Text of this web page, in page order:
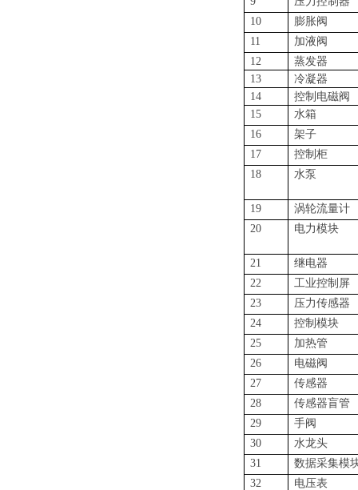
10
膨胀阀
11
加液阀
12
蒸发器
13
冷凝器
14
控制电磁阀
15
水箱
16
架子
17
控制柜
18
水泵
19
涡轮流量计
20
电力模块
21
继电器
22
工业控制屏
23
压力传感器
24
控制模块
25
加热管
26
电磁阀
27
传感器
28
传感器盲管
29
手阀
30
水龙头
31
数据采集模
32
电压表